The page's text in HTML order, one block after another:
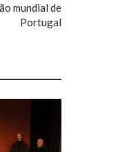
mundial de
Portugal